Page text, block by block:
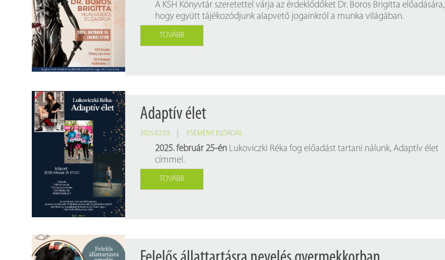
A KSH Könyvtár szeretettel várja az érdeklődőket Dr. Boros Brigitta előadására,
hogy együtt tájékozódjunk alapvető jogainkról a munka világában.
TOVÁBB
Adaptív élet
2025.02.03. ESEMÉNY, ELŐADÁS
2025. február 25-én Lukoviczki Réka fog előadást tartani nálunk, Adaptív élet
címmel.
TOVÁBB